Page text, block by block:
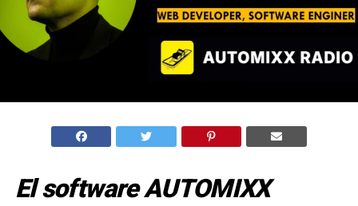
El software AUTOMIXX